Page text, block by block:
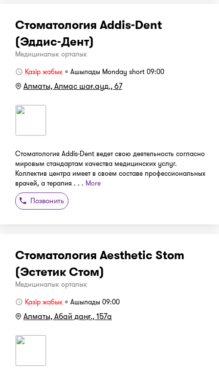
Стоматология Addis-Dent
(Эддис-Дент)
Медициналық орталық
Қазір жабық
Ашылады Monday short 09:00
Алматы, Алмас шағ.ауд., 67
Стоматология Addis-Dent ведет свою деятельность согласно
мировым стандартам качества медицинских услуг.
Коллектив центра имеет в своем составе профессиональных
врачей, а терапия . . . More
Позвонить
Стоматология Aesthetic Stom
(Эстетик Стом)
Медициналық орталық
Қазір жабық
Ашылады 09:00
Алматы, Абай даңғ., 157а